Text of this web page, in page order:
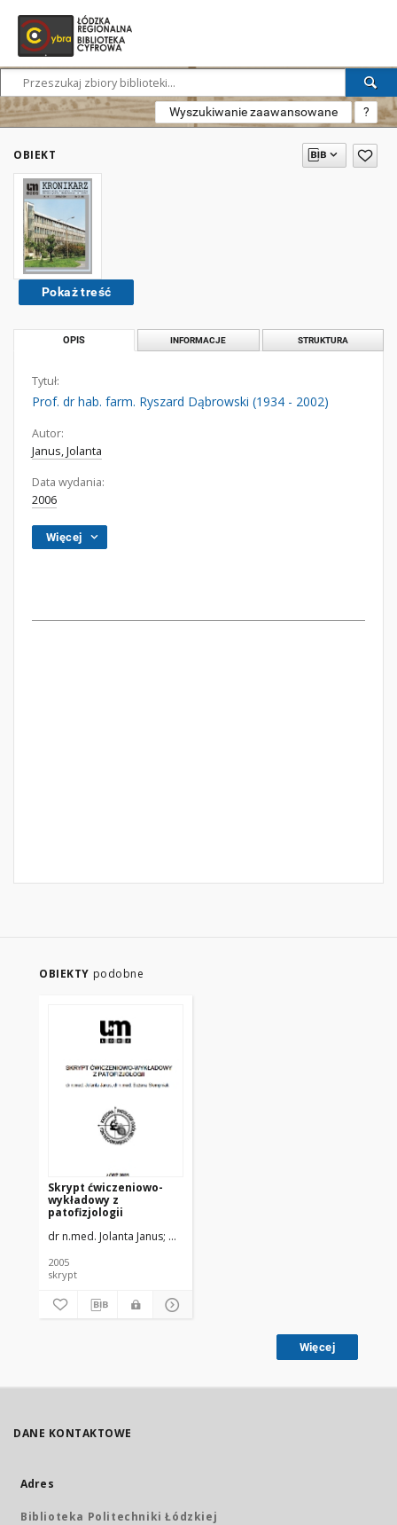
Wyszukiwanie zaawansowane ?
OBIEKT
Pokaż treść
OPIS INFORMACJE STRUKTURA
Tytuł:
Prof. dr hab. farm. Ryszard Dąbrowski (1934 - 2002)
Autor:
Janus, Jolanta
Data wydania:
2006
Więcej
OBIEKTY podobne
Skrypt ćwiczeniowo-
wykładowy z
patofizjologii
dr n.med. Jolanta Janus; dr n.med. Bożena Stempniak
2005
skrypt
Więcej
DANE KONTAKTOWE
Adres
Biblioteka Politechniki Łódzkiej